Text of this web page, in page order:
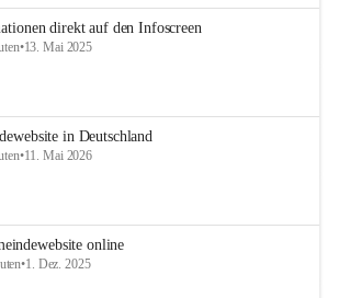
direkt auf den Infoscreen
•13. Mai 2025
in Deutschland
•11. Mai 2026
online
•1. Dez. 2025